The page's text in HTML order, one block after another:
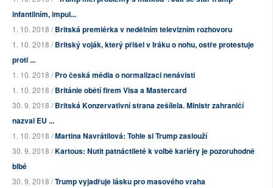
infantilním, impul...
1. 10. 2018 /Britská premiérka v nedělním televizním rozhovoru
1. 10. 2018 /Britský voják, který přišel v Iráku o nohu, ostře protestuje
proti ...
1. 10. 2018 /Pro česká média o normalizaci nenávisti
1. 10. 2018 /Británie obětí firem Visa a Mastercard
30. 9. 2018 /Britská Konzervativní strana zešílela. Ministr zahraničí
nazval EU ...
1. 10. 2018 /Martina Navrátilová: Tohle si Trump zaslouží
30. 9. 2018 /Kartous: Nutit patnáctileté k volbě kariéry je pozoruhodně
blbé
30. 9. 2018 /Trump vyjadřuje lásku pro masového vraha